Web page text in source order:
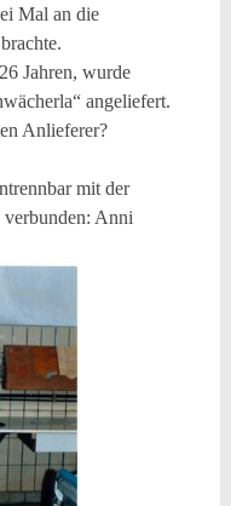
Mal an die
Jahren, wurde
angeliefert.
Anlieferer?
mit der
Anni